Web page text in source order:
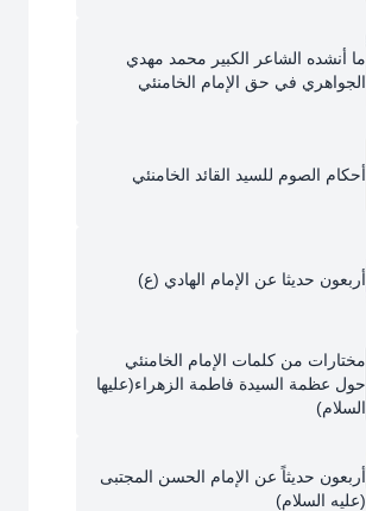
ما أنشده الشاعر الكبير محمد مهدي
الجواهري في حق الإمام الخامنئي
أحكام الصوم للسيد القائد الخامنئي
أربعون حديثا عن الإمام الهادي (ع)
مختارات من كلمات الإمام الخامنئي
حول عظمة السيدة فاطمة الزهراء(عليها
السلام)
أربعون حديثاً عن الإمام الحسن المجتبى
(عليه السلام)